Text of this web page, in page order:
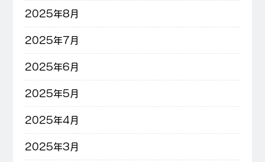
2025年8月
2025年7月
2025年6月
2025年5月
2025年4月
2025年3月